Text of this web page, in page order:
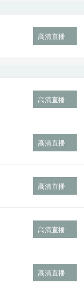
高清直播
高清直播
高清直播
高清直播
高清直播
高清直播